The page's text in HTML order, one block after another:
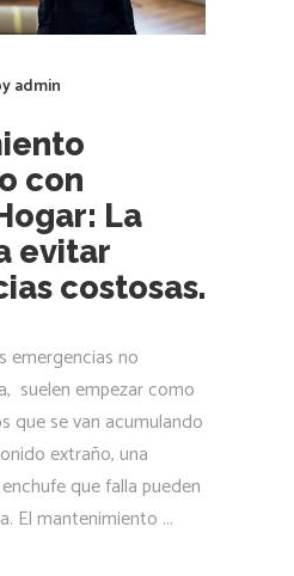
admin
con
La
evitar
costosas.
emergencias no
suelen empezar como
que se van acumulando
extraño, una
que falla pueden
El mantenimiento